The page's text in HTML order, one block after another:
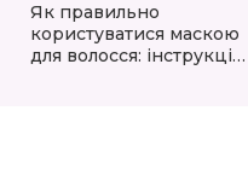
Як правильно
користуватися маскою
для волосся: інструкція,